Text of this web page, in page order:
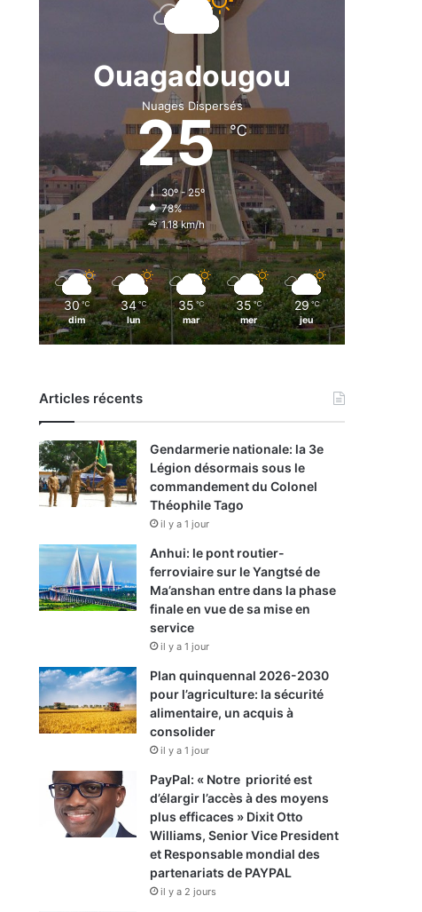
Ouagadougou
Nuages Dispersés
25℃
30º - 25º
78%
1.18 km/h
30 ℃
dim
34 ℃
lun
35 ℃
mar
35 ℃
mer
29 ℃
jeu
Articles récents
Gendarmerie nationale: la 3e
Légion désormais sous le
commandement du Colonel
Théophile Tago
il y a 1 jour
Anhui: le pont routier-
ferroviaire sur le Yangtsé de
Ma’anshan entre dans la phase
finale en vue de sa mise en
service
il y a 1 jour
Plan quinquennal 2026-2030
pour l’agriculture: la sécurité
alimentaire, un acquis à
consolider
il y a 1 jour
PayPal: « Notre priorité est
d’élargir l’accès à des moyens
plus efficaces » Dixit Otto
Williams, Senior Vice President
et Responsable mondial des
partenariats de PAYPAL
il y a 2 jours